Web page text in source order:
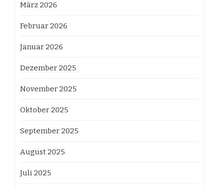
März 2026
Februar 2026
Januar 2026
Dezember 2025
November 2025
Oktober 2025
September 2025
August 2025
Juli 2025